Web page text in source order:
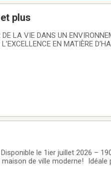
plus
LA VIE DANS UN
EN MATIÈRE
le 1ier juillet 2026 –
de ville moderne! Idéale